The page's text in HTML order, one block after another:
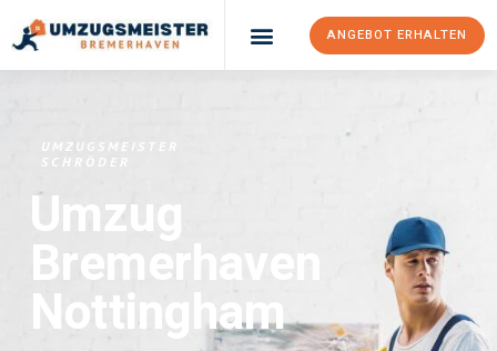
ANGEBOT ERHALTEN
UMZUGSMEISTER
SCHRÖDER
Umzug
Bremerhaven
Nottingham